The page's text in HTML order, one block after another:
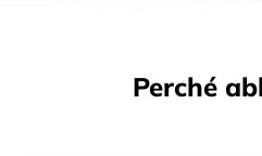
Perché